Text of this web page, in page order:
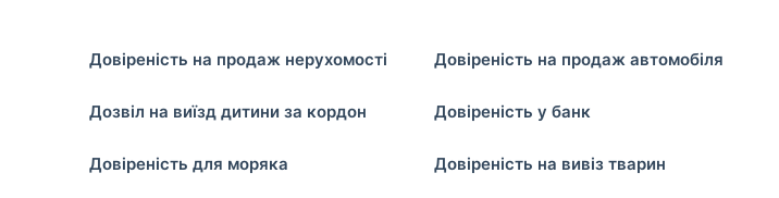
Довіреність на продаж нерухомості Довіреність на продаж автомобіля
Дозвіл на виїзд дитини за кордон Довіреність у банк
Довіреність для моряка Довіреність на вивіз тварин